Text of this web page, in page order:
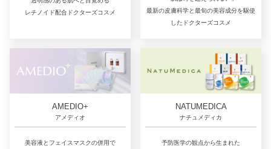
レチノイド配合ドクターズコスメ
最新の皮膚科学と最旬の美容成分を駆使
したドクターズコスメ
AMEDIO+
アメディオ
美容液とフェイスマスクの併用で
NATUMEDICA
ナチュメディカ
予防医学の観点から生まれた